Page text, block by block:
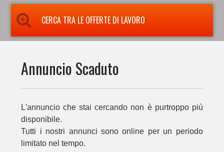
CERCA TRA LE OFFERTE DI LAVORO
Annuncio Scaduto
L'annuncio che stai cercando non è purtroppo più
disponibile.
Tutti i nostri annunci sono online per un periodo
limitato nel tempo.